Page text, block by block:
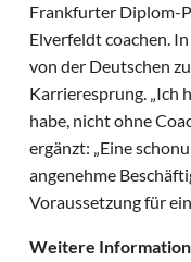
Frankfurter Diplom-
Elverfeldt coachen.
von der Deutschen
Karrieresprung. „Ich
habe, nicht ohne
ergänzt: „Eine
angenehme
Voraussetzung für
Weitere